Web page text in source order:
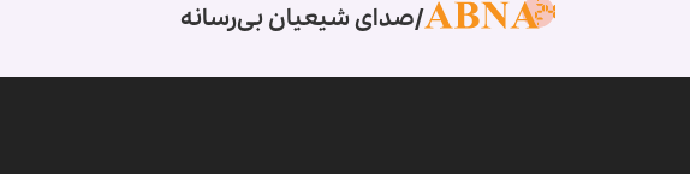
صدای شیعیان بی‌رسانه